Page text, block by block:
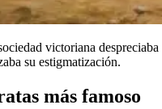
victoriana
su estigmatización.
más famoso